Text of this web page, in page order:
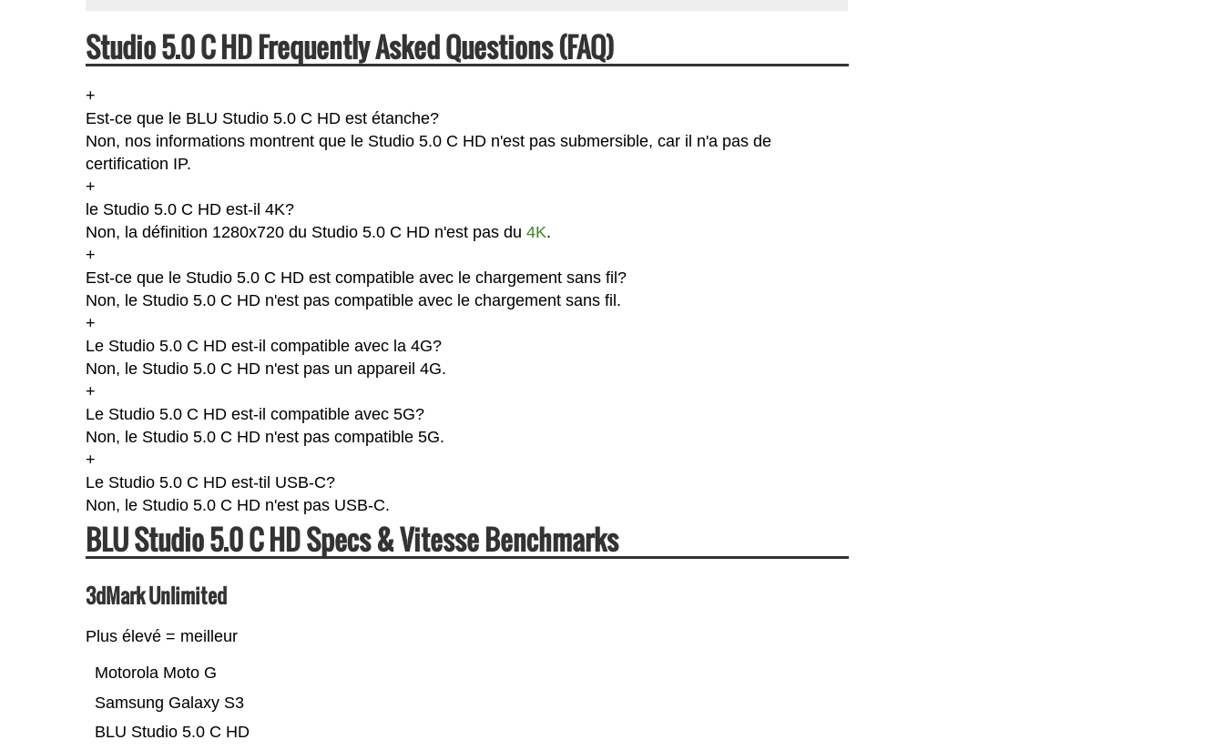
Studio 5.0 C HD Frequently Asked Questions (FAQ)
+
Est-ce que le BLU Studio 5.0 C HD est étanche?
Non, nos informations montrent que le Studio 5.0 C HD n'est pas submersible, car il n'a pas de
certification IP.
+
le Studio 5.0 C HD est-il 4K?
Non, la définition 1280x720 du Studio 5.0 C HD n'est pas du 4K.
+
Est-ce que le Studio 5.0 C HD est compatible avec le chargement sans fil?
Non, le Studio 5.0 C HD n'est pas compatible avec le chargement sans fil.
+
Le Studio 5.0 C HD est-il compatible avec la 4G?
Non, le Studio 5.0 C HD n'est pas un appareil 4G.
+
Le Studio 5.0 C HD est-il compatible avec 5G?
Non, le Studio 5.0 C HD n'est pas compatible 5G.
+
Le Studio 5.0 C HD est-til USB-C?
Non, le Studio 5.0 C HD n'est pas USB-C.
BLU Studio 5.0 C HD Specs & Vitesse Benchmarks
3dMark Unlimited
Plus élevé = meilleur
BLU Studio 5.0 C HD
Samsung Galaxy S3
Motorola Moto G